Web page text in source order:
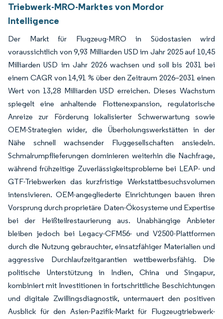
Triebwerk-MRO-Marktes von Mordor
Intelligence
Der Markt für Flugzeug-MRO in Südostasien wird
voraussichtlich von 9,93 Milliarden USD im Jahr 2025 auf 10,45
Milliarden USD im Jahr 2026 wachsen und soll bis 2031 bei
einem CAGR von 14,91 % über den Zeitraum 2026–2031 einen
Wert von 13,28 Milliarden USD erreichen. Dieses Wachstum
spiegelt eine anhaltende Flottenexpansion, regulatorische
Anreize zur Förderung lokalisierter Schwerwartung sowie
OEM-Strategien wider, die Überholungswerkstätten in der
Nähe schnell wachsender Fluggesellschaften ansiedeln.
Schmalrumpflieferungen dominieren weiterhin die Nachfrage,
während frühzeitige Zuverlässigkeitsprobleme bei LEAP- und
GTF-Triebwerken das kurzfristige Werkstattbesuchsvolumen
intensivieren. OEM-angegliederte Einrichtungen bauen ihren
Vorsprung durch proprietäre Daten-Ökosysteme und Expertise
bei der Heißteilrestaurierung aus. Unabhängige Anbieter
bleiben jedoch bei Legacy-CFM56- und V2500-Plattformen
durch die Nutzung gebrauchter, einsatzfähiger Materialien und
aggressive Durchlaufzeitgarantien wettbewerbsfähig. Die
politische Unterstützung in Indien, China und Singapur,
kombiniert mit Investitionen in fortschrittliche Beschichtungen
und digitale Zwillingsdiagnostik, untermauert den positiven
Ausblick für den Asien-Pazifik-Markt für Flugzeugtriebwerk-